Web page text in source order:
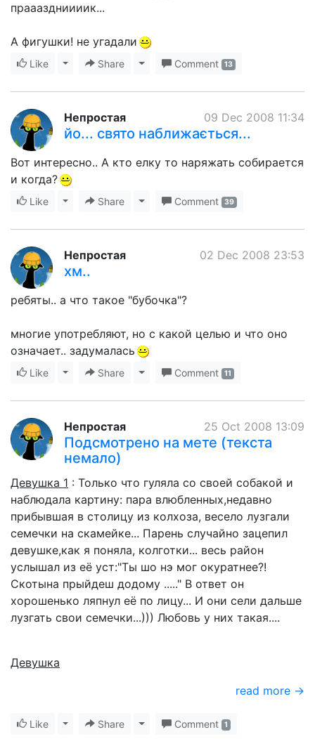
праааздниииик...
А фигушки! не угадали
Like Toggle Dropdown
Share Toggle Dropdown
Comment 13
09 Dec 2008 11:34
Непростая
йо... свято наближається...
Вот интересно.. А кто елку то наряжать собирается
и когда?
Like Toggle Dropdown
Share Toggle Dropdown
Comment 39
02 Dec 2008 23:53
Непростая
хм..
ребяты.. а что такое "бубочка"?
многие употребляют, но с какой целью и что оно
означает.. задумалась
Like Toggle Dropdown
Share Toggle Dropdown
Comment 11
25 Oct 2008 13:09
Непростая
Подсмотрено на мете (текста
немало)
Девушка 1 : Только что гуляла со своей собакой и
наблюдала картину: пара влюбленных,недавно
прибывшая в столицу из колхоза, весело лузгали
семечки на скамейке... Парень случайно зацепил
девушке,как я поняла, колготки... весь район
услышал из её уст:"Ты шо нэ мог окуратнее?!
Скотына прыйдеш додому ....." В ответ он
хорошенько ляпнул её по лицу... И они сели дальше
лузгать свои семечки...))) Любовь у них такая....
Девушка
read more →
Like Toggle Dropdown
Share Toggle Dropdown
Comment 1